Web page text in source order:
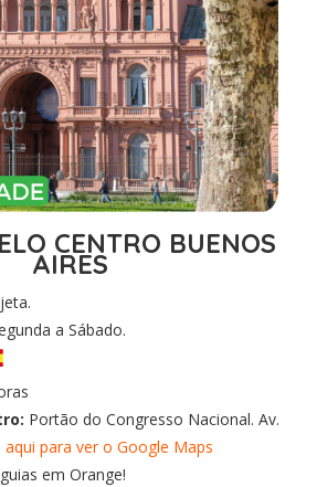
CENTRO BUENOS
AIRES
a Sábado.
Portão do Congresso Nacional. Av.
aqui para ver o Google Maps
em Orange!